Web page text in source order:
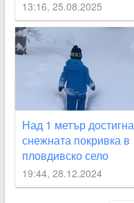
13:16, 25.08.2025
Над 1 метър достигна
снежната покривка в
пловдивско село
19:44, 28.12.2024